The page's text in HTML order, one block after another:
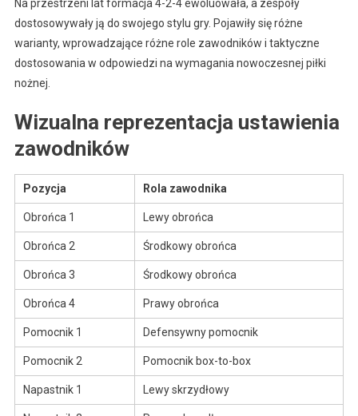
Na przestrzeni lat formacja 4-2-4 ewoluowała, a zespoły
dostosowywały ją do swojego stylu gry. Pojawiły się różne
warianty, wprowadzające różne role zawodników i taktyczne
dostosowania w odpowiedzi na wymagania nowoczesnej piłki
nożnej.
Wizualna reprezentacja ustawienia
zawodników
Pozycja Rola zawodnika
Obrońca 1 Lewy obrońca
Obrońca 2 Środkowy obrońca
Obrońca 3 Środkowy obrońca
Obrońca 4 Prawy obrońca
Pomocnik 1 Defensywny pomocnik
Pomocnik 2 Pomocnik box-to-box
Napastnik 1 Lewy skrzydłowy